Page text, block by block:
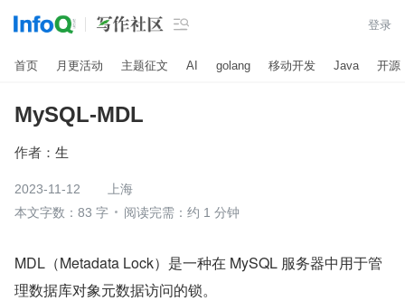
 登录
首页 月更活动 主题征文 AI golang 移动开发 Java 开源
MySQL-MDL
作者： 生
2023-11-12
上海
本文字数：83 字
阅读完需：约 1 分钟
MDL（Metadata Lock）是一种在 MySQL 服务器中用于管
理数据库对象元数据访问的锁。